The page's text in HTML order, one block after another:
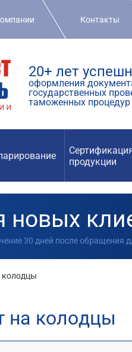
Контакты
20+ лет
оформления
государственных
таможенных процедур
продукции
новых
30 дней после обращения
колодцы
на колодцы